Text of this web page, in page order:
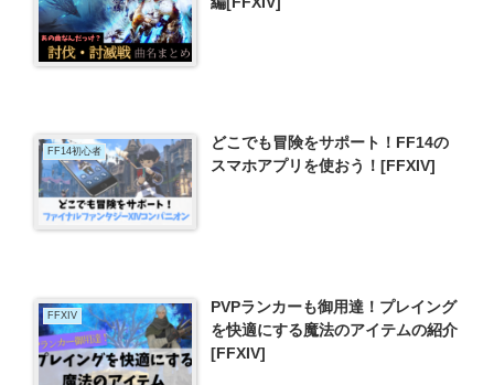
FF14初心者
どこでも冒険をサポート！FF14の
スマホアプリを使おう！[FFXIV]
FFXIV
PVPランカーも御用達！プレイング
を快適にする魔法のアイテムの紹介
[FFXIV]